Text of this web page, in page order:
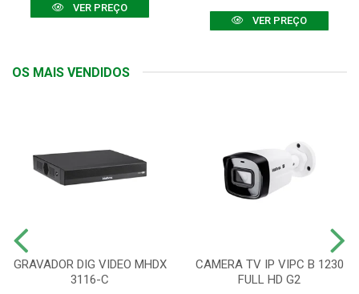
VER PREÇO
VER PREÇO
OS MAIS VENDIDOS
GRAVADOR DIG VIDEO MHDX
3116-C
CAMERA TV IP VIPC B 1230
FULL HD G2